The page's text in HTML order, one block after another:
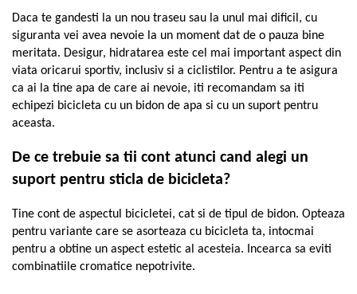
Stickere reflectorizate
Casti protectie
Sonerii
Benzi anti-grip
Piese trotinete electrice
Camere
Cauciucuri
Cauciucuri tubeless
Valve
Accesorii
Daca te gandesti la un nou traseu sau la unul mai dificil, cu
siguranta vei avea nevoie la un moment dat de o pauza bine
meritata. Desigur, hidratarea este cel mai important aspect din
viata oricarui sportiv, inclusiv si a ciclistilor. Pentru a te asigura
ca ai la tine apa de care ai nevoie, iti recomandam sa iti
echipezi bicicleta cu un bidon de apa si cu un suport pentru
aceasta.
De ce trebuie sa tii cont atunci cand alegi un
suport pentru sticla de bicicleta?
Tine cont de aspectul bicicletei, cat si de tipul de bidon. Opteaza
pentru variante care se asorteaza cu bicicleta ta, intocmai
pentru a obtine un aspect estetic al acesteia. Incearca sa eviti
combinatiile cromatice nepotrivite.